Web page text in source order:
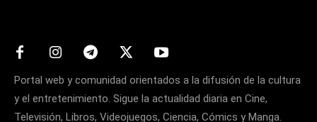
Portal web y comunidad orientados a la difusión de la cultura
y el entretenimiento. Sigue la actualidad diaria en Cine,
Televisión, Libros, Videojuegos, Ciencia, Cómics y Manga.